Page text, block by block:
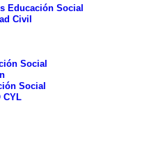
Educación Social
Civil
Social
Social
CYL